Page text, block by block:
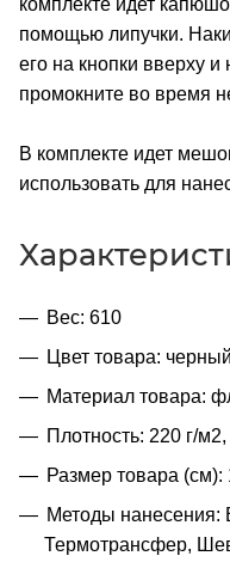
комплекте идет
помощью липучки.
его на кнопки вверху
промокните во время
В комплекте идет
использовать для
Вес: 610
Цвет товара: черный
Материал товара:
Плотность: 220 г/
Размер товара (см):
Методы нанесения:
Термотрансфер,